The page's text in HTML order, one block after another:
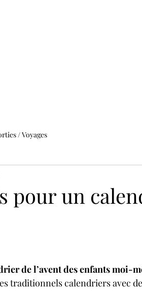
/ Voyages
pour un
de l’avent des enfants moi-
traditionnels calendriers avec